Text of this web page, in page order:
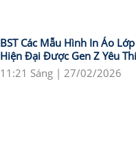
BST Các Mẫu Hình In Áo Lớp
Hiện Đại Được Gen Z Yêu
11:21 Sáng | 27/02/2026